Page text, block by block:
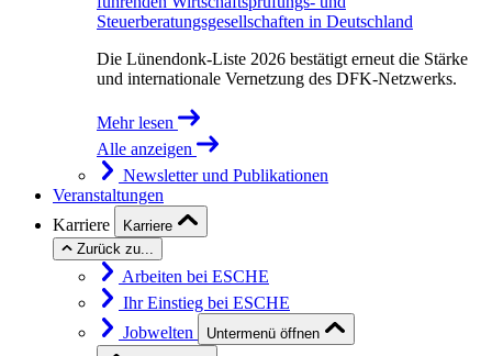
Steuerberatungsgesellschaften in Deutschland
Die Lünendonk-Liste 2026 bestätigt erneut die Stärke
und internationale Vernetzung des DFK-Netzwerks.
Mehr lesen
Alle anzeigen
Newsletter und Publikationen
Veranstaltungen
Karriere
Karriere
Zurück zu...
Arbeiten bei ESCHE
Ihr Einstieg bei ESCHE
Jobwelten
Untermenü öffnen